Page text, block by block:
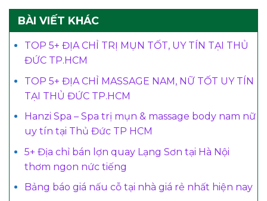
BÀI VIẾT KHÁC
TOP 5+ ĐỊA CHỈ TRỊ MỤN TỐT, UY TÍN TẠI THỦ
ĐỨC TP.HCM
TOP 5+ ĐỊA CHỈ MASSAGE NAM, NỮ TỐT UY TÍN
TẠI THỦ ĐỨC TP.HCM
Hanzi Spa – Spa trị mụn & massage body nam nữ
uy tín tại Thủ Đức TP HCM
5+ Địa chỉ bán lợn quay Lạng Sơn tại Hà Nội
thơm ngon nức tiếng
Bảng báo giá nấu cỗ tại nhà giá rẻ nhất hiện nay